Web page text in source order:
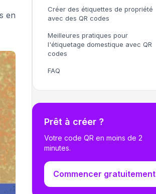
en
Créer des étiquettes de propriété
avec des QR codes
Meilleures pratiques pour
l'étiquetage domestique avec QR
codes
FAQ
Prêt à créer ?
Votre code QR en moins de 2
minutes.
Commencer gratuitement